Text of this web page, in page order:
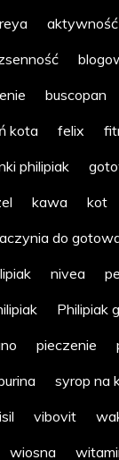
buscopan
kota felix
philipiak
kawa kot
do
nivea
Philipiak
pieczenie
syrop na
vibovit
wiosna